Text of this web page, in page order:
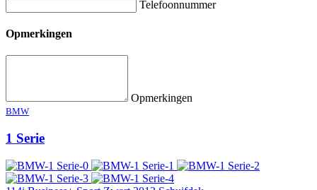
Telefoonnummer
Opmerkingen
Opmerkingen
BMW
1 Serie